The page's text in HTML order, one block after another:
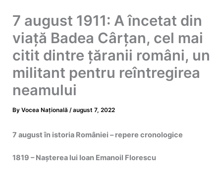
7 august 1911: A încetat din
viață Badea Cârțan, cel mai
citit dintre ţăranii români, un
militant pentru reîntregirea
neamului
By Vocea Națională /august 7, 2022
7 august în istoria României – repere cronologice
1819 – Nașterea lui Ioan Emanoil Florescu